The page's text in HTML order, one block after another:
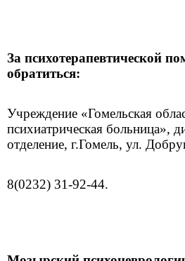
За психотерапевтической
обратиться:
Учреждение «Гомельская
психиатрическая больница»,
отделение, г.Гомель, ул.
8(0232) 31-92-44.